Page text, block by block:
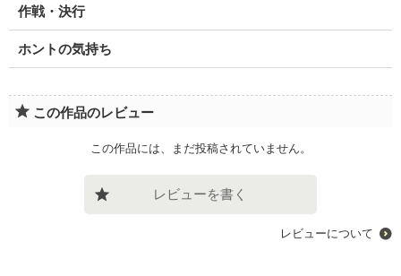
作戦・決行
ホントの気持ち
この作品のレビュー
この作品には、まだ投稿されていません。
レビューを書く
レビューについて